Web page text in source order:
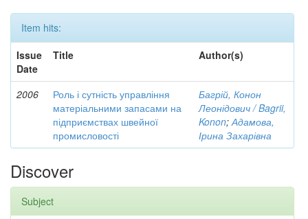
Item hits:
Issue
Date
Title Author(s)
2006
Роль і сутність управління
матеріальними запасами на
підприємствах швейної
промисловості
Багрій, Конон
Леонідович / Bagrii,
Konon;Адамова,
Ірина Захарівна
Discover
Subject